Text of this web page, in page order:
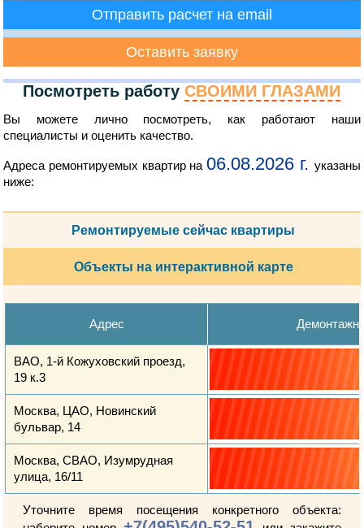
Отправить расчет на email
Оставить заявку
Посмотреть работуСВОИМИ ГЛАЗАМИ
Вы можете лично посмотреть, как работают наши
специалисты и оценить качество.
Адреса ремонтируемых квартир на06.08.2026 г. указаны
ниже:
Ремонтируемые сейчас квартиры
Объекты на интерактивной карте
Адрес
ВАО, 1-й Кожуховский проезд,
19 к.3
Москва, ЦАО, Новинский
бульвар, 14
Москва, СВАО, Изумрудная
улица, 16/11
Уточните время посещения конкретного объекта: